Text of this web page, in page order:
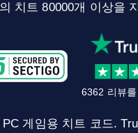
치트 80000개 이상을
6362 리뷰
게임용 치트 코드.